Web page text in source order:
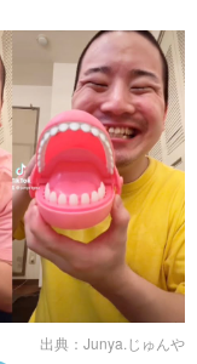
出典： Junya.じゅんや